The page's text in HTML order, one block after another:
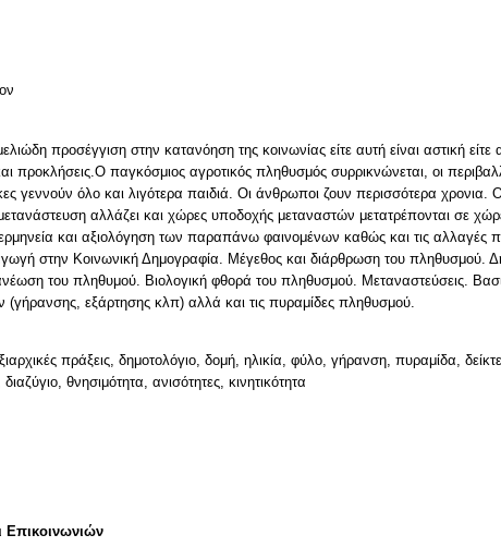
προσέγγιση στην κατανόηση της κοινωνίας είτε αυτή είναι αστική είτε
προκλήσεις.Ο παγκόσμιος αγροτικός πληθυσμός συρρικνώνεται, οι
γεννούν όλο και λιγότερα παιδιά. Οι άνθρωποι ζουν περισσότερα
αλλάζει και χώρες υποδοχής μεταναστών μετατρέπονται σε
και αξιολόγηση των παραπάνω φαινομένων καθώς και τις αλλαγές
στην Κοινωνική Δημογραφία. Μέγεθος και διάρθρωση του πληθυσμού.
του πληθυμού. Βιολογική φθορά του πληθυσμού. Μεταναστεύσεις.
(γήρανσης, εξάρτησης κλπ) αλλά και τις πυραμίδες πληθυσμού.
πράξεις, δημοτολόγιο, δομή, ηλικία, φύλο, γήρανση, πυραμίδα,
θνησιμότητα, ανισότητες, κινητικότητα
Επικοινωνιών